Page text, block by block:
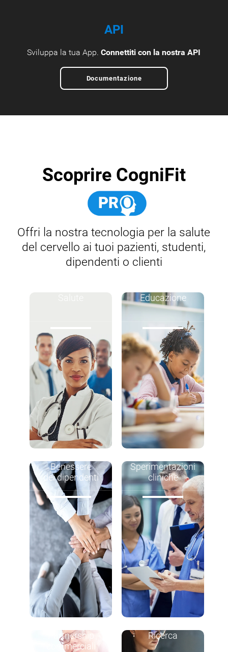
API
Sviluppa la tua App.Connettiti con la nostra API
Documentazione
Scoprire CogniFit
Offri la nostra tecnologia per la salute
del cervello ai tuoi pazienti, studenti,
dipendenti o clienti
Educazione
Benessere
dei dipendenti
Sperimentazioni
cliniche
Partnership
commerciali
Ricerca